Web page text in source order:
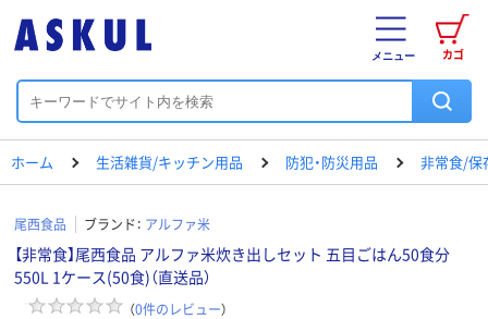
カゴ
メニュー
ホーム 生活雑貨/キッチン用品 防犯・防災用品 非常食/保
尾西食品 ブランド： アルファ米
【非常食】尾西食品 アルファ米炊き出しセット 五目ごはん50食分
550L 1ケース(50食)（直送品）
（0件のレビュー）